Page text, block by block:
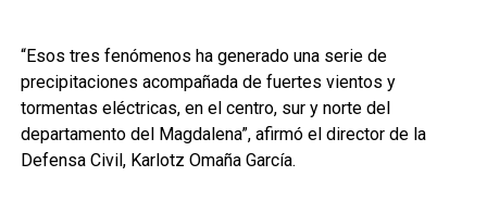
“Esos tres fenómenos ha generado una serie de
precipitaciones acompañada de fuertes vientos y
tormentas eléctricas, en el centro, sur y norte del
departamento del Magdalena”, afirmó el director de la
Defensa Civil, Karlotz Omaña García.